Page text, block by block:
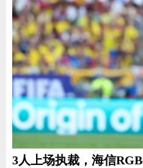
3人上场执裁，海信